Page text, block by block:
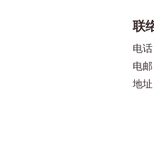
联
电话
电邮
地址